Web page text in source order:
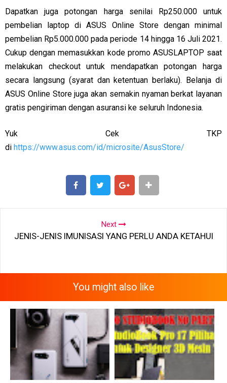
Dapatkan juga potongan harga senilai Rp250.000 untuk
pembelian laptop di ASUS Online Store dengan minimal
pembelian Rp5.000.000 pada periode 14 hingga 16 Juli 2021.
Cukup dengan memasukkan kode promo ASUSLAPTOP saat
melakukan checkout untuk mendapatkan potongan harga
secara langsung (syarat dan ketentuan berlaku). Belanja di
ASUS Online Store juga akan semakin nyaman berkat layanan
gratis pengiriman dengan asuransi ke seluruh Indonesia.
Yuk Cek TKP
di https://www.asus.com/id/microsite/AsusStore/
Next
JENIS-JENIS IMUNISASI YANG PERLU ANDA KETAHUI
You might also like